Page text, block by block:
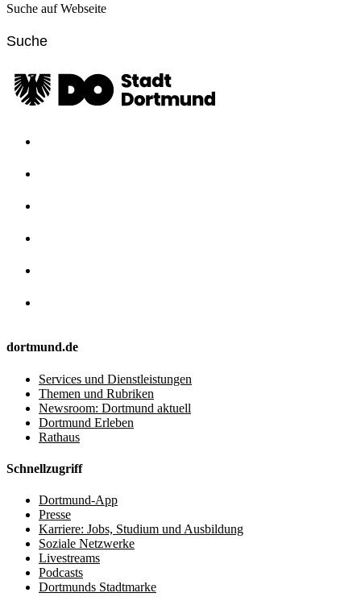
Suche auf Webseite
dortmund.de
Services und Dienstleistungen
Themen und Rubriken
Newsroom: Dortmund aktuell
Dortmund Erleben
Rathaus
Schnellzugriff
Dortmund-App
Presse
Karriere: Jobs, Studium und Ausbildung
Soziale Netzwerke
Livestreams
Podcasts
Dortmunds Stadtmarke